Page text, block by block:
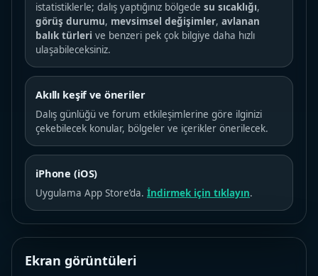
istatistiklerle; dalış yaptığınız bölgede su sıcaklığı,
görüş durumu, mevsimsel değişimler, avlanan
balık türleri ve benzeri pek çok bilgiye daha hızlı
ulaşabileceksiniz.
Akıllı keşif ve öneriler
Dalış günlüğü ve forum etkileşimlerine göre ilginizi
çekebilecek konular, bölgeler ve içerikler önerilecek.
iPhone (iOS)
Uygulama App Store’da. İndirmek için tıklayın.
Ekran görüntüleri